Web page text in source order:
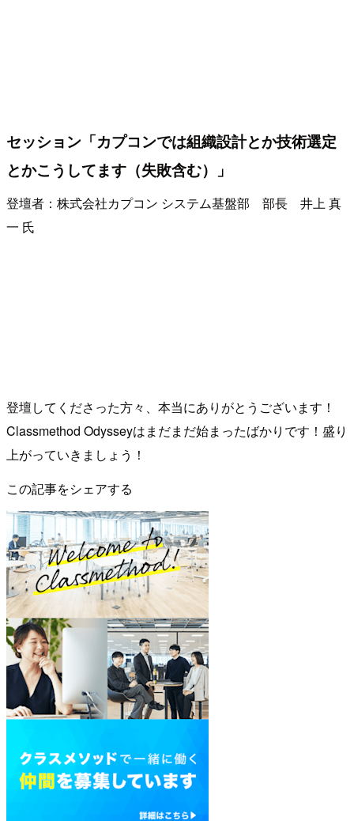
セッション「カプコンでは組織設計とか技術選定
とかこうしてます（失敗含む）」
登壇者：株式会社カプコン システム基盤部 部長 井上 真
一 氏
登壇してくださった方々、本当にありがとうございます！
Classmethod Odysseyはまだまだ始まったばかりです！盛り
上がっていきましょう！
この記事をシェアする